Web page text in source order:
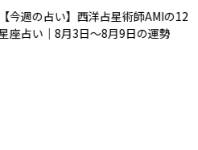
の占い】西洋占星術師AMIの12
い｜8月3日～8月9日の運勢